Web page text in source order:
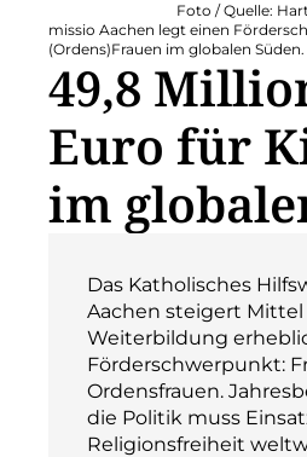
missio Aachen legt einen
(Ordens)Frauen im globalen Süden.
Foto / Quelle:
49,8
Euro für
im
Das Katholisches
Aachen steigert Mittel
Weiterbildung
Förderschwerpunkt:
Ordensfrauen.
die Politik muss
Religionsfreiheit